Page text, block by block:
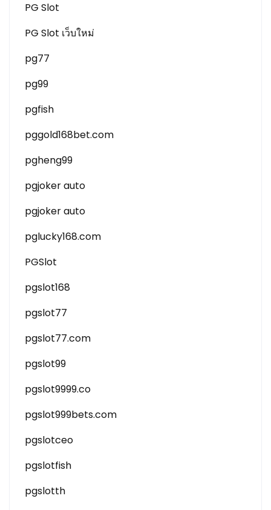
PG Slot
PG Slot เว็บใหม่
pg77
pg99
pgfish
pggold168bet.com
pgheng99
pgjoker auto
pgjoker auto
pglucky168.com
PGSlot
pgslot168
pgslot77
pgslot77.com
pgslot99
pgslot9999.co
pgslot999bets.com
pgslotceo
pgslotfish
pgslotth